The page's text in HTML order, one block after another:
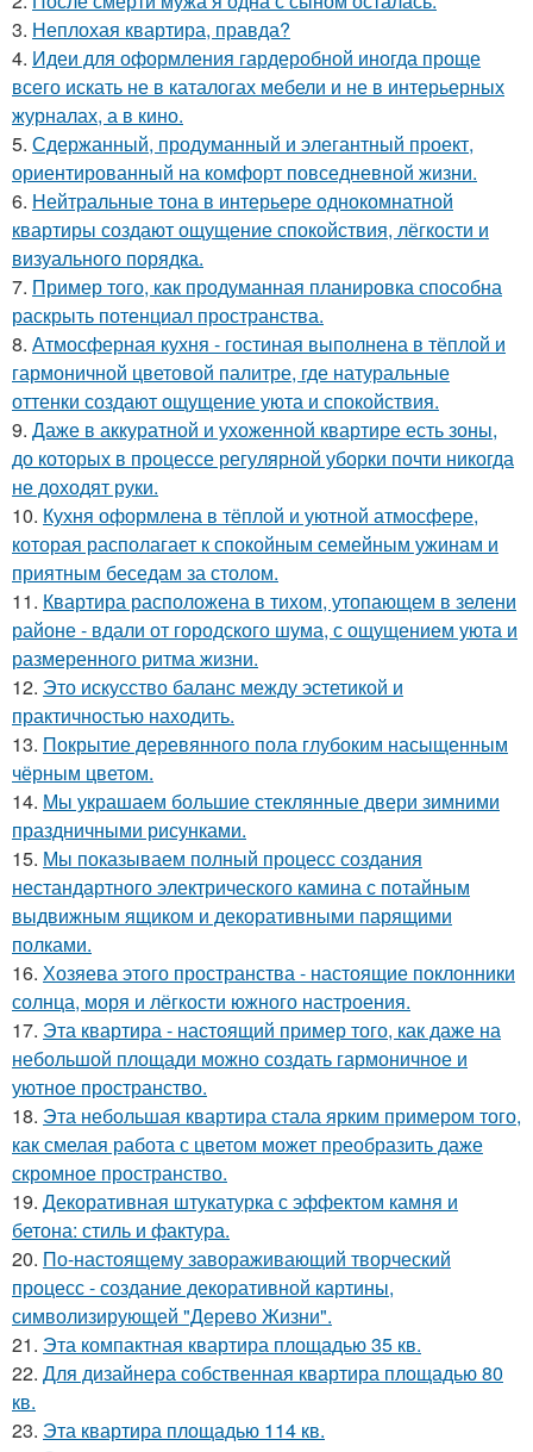
3. Неплохая квартира, правда?
4. Идеи для оформления гардеробной иногда проще
всего искать не в каталогах мебели и не в интерьерных
журналах, а в кино.
5. Сдержанный, продуманный и элегантный проект,
ориентированный на комфорт повседневной жизни.
6. Нейтральные тона в интерьере однокомнатной
квартиры создают ощущение спокойствия, лёгкости и
визуального порядка.
7. Пример того, как продуманная планировка способна
раскрыть потенциал пространства.
8. Атмосферная кухня - гостиная выполнена в тёплой и
гармоничной цветовой палитре, где натуральные
оттенки создают ощущение уюта и спокойствия.
9. Даже в аккуратной и ухоженной квартире есть зоны,
до которых в процессе регулярной уборки почти никогда
не доходят руки.
10. Кухня оформлена в тёплой и уютной атмосфере,
которая располагает к спокойным семейным ужинам и
приятным беседам за столом.
11. Квартира расположена в тихом, утопающем в зелени
районе - вдали от городского шума, с ощущением уюта и
размеренного ритма жизни.
12. Это искусство баланс между эстетикой и
практичностью находить.
13. Покрытие деревянного пола глубоким насыщенным
чёрным цветом.
14. Мы украшаем большие стеклянные двери зимними
праздничными рисунками.
15. Мы показываем полный процесс создания
нестандартного электрического камина с потайным
выдвижным ящиком и декоративными парящими
полками.
16. Хозяева этого пространства - настоящие поклонники
солнца, моря и лёгкости южного настроения.
17. Эта квартира - настоящий пример того, как даже на
небольшой площади можно создать гармоничное и
уютное пространство.
18. Эта небольшая квартира стала ярким примером того,
как смелая работа с цветом может преобразить даже
скромное пространство.
19. Декоративная штукатурка с эффектом камня и
бетона: стиль и фактура.
20. По-настоящему завораживающий творческий
процесс - создание декоративной картины,
символизирующей "Дерево Жизни".
21. Эта компактная квартира площадью 35 кв.
22. Для дизайнера собственная квартира площадью 80
кв.
23. Эта квартира площадью 114 кв.